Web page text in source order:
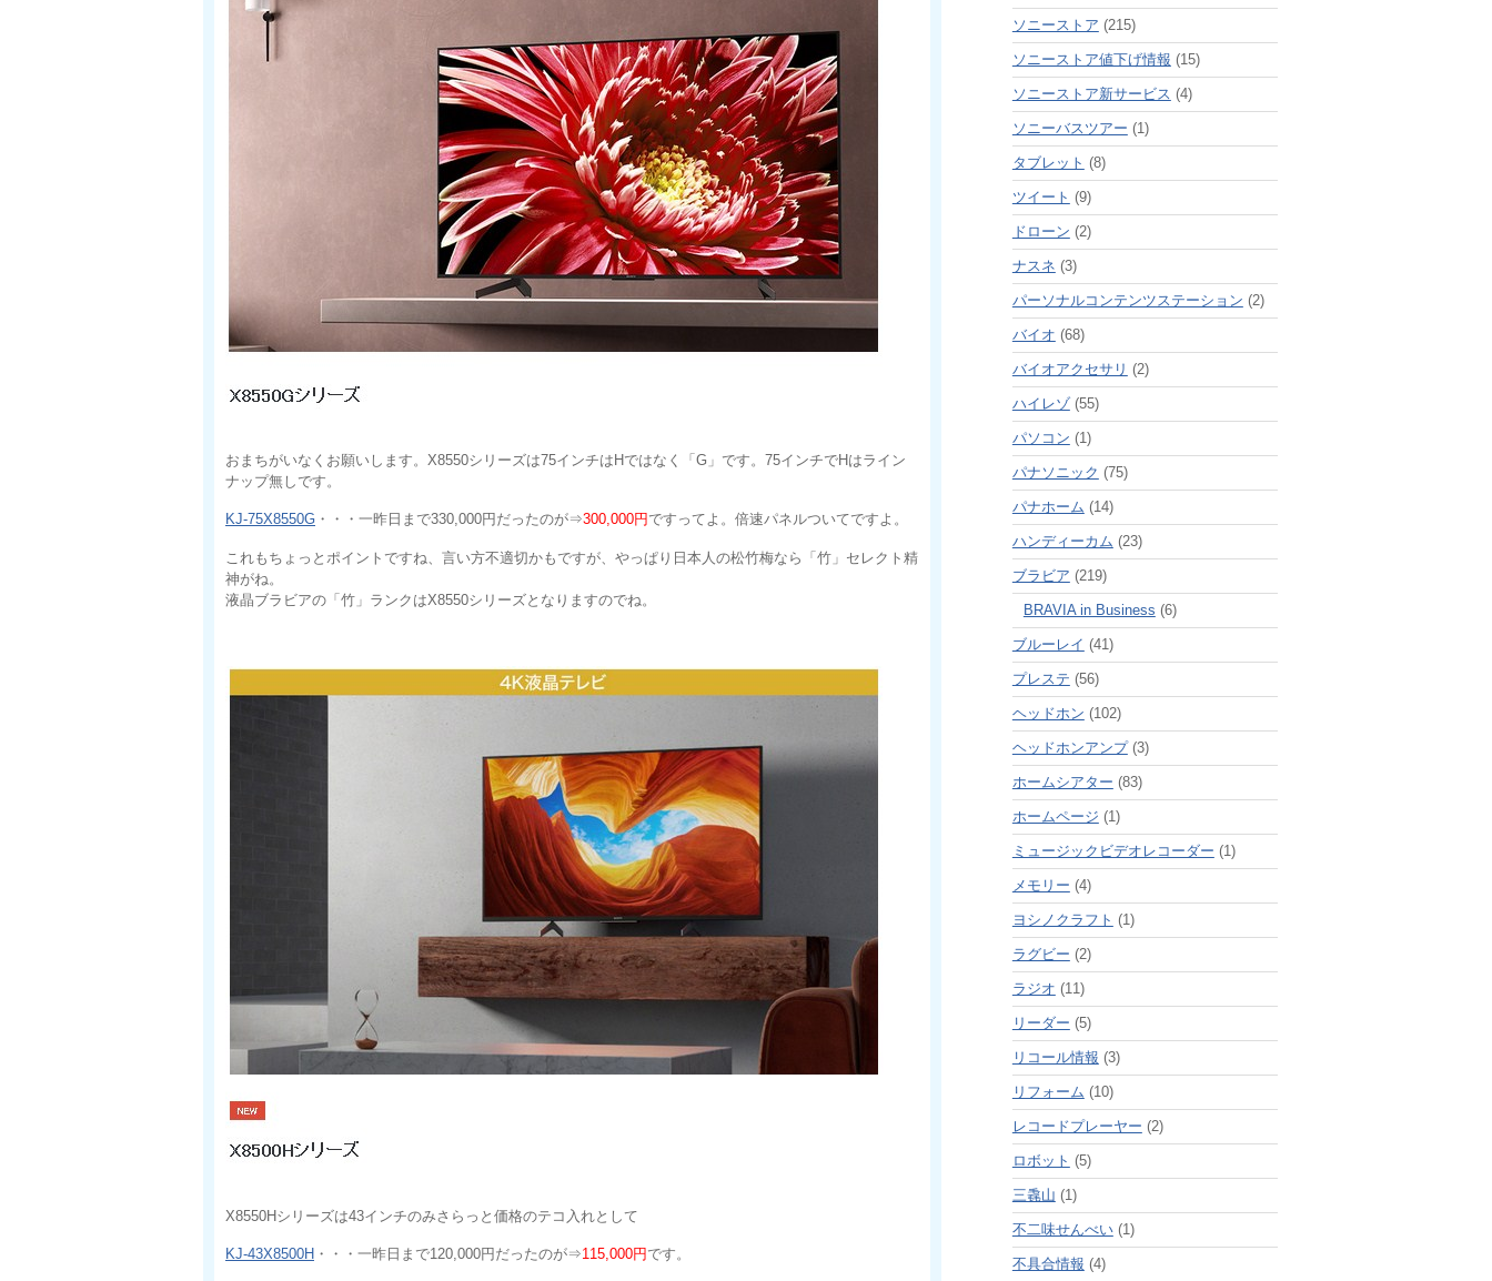
おまちがいなくお願いします。X8550シリーズは75インチはHではなく「G」です。75インチでHはライン
ナップ無しです。
KJ-75X8550G ・・・一昨日まで330,000円だったのが⇒300,000円 ですってよ。倍速パネルついてですよ。
これもちょっとポイントですね、言い方不適切かもですが、やっぱり日本人の松竹梅なら「竹」セレクト精
神がね。
液晶ブラビアの「竹」ランクはX8550シリーズとなりますのでね。
X8550Hシリーズは43インチのみさらっと価格のテコ入れとして
KJ-43X8500H ・・・一昨日まで120,000円だったのが⇒115,000円 です。
ソニーストア (215)
ソニーストア値下げ情報 (15)
ソニーストア新サービス (4)
ソニーバスツアー (1)
タブレット (8)
ツイート (9)
ドローン (2)
ナスネ (3)
パーソナルコンテンツステーション (2)
バイオ (68)
バイオアクセサリ (2)
ハイレゾ(55)
パソコン (1)
パナソニック (75)
パナホーム (14)
ハンディーカム (23)
ブラビア (219)
BRAVIA in Business (6)
ブルーレイ (41)
プレステ (56)
ヘッドホン (102)
ヘッドホンアンプ(3)
ホームシアター (83)
ホームページ (1)
ミュージックビデオレコーダー (1)
メモリー (4)
ヨシノクラフト (1)
ラグビー (2)
ラジオ (11)
リーダー (5)
リコール情報 (3)
リフォーム (10)
レコードプレーヤー (2)
ロボット (5)
三毳山 (1)
不二味せんべい(1)
不具合情報 (4)